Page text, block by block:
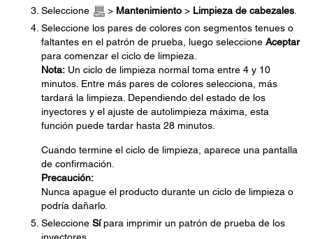
Seleccione
> Mantenimiento > Limpieza de cabezales
Seleccione los pares de colores con segmentos tenues o
faltantes en el patrón de prueba, luego seleccione Aceptar
para comenzar el ciclo de limpieza.
Nota: Un ciclo de limpieza normal toma entre 4 y 10
minutos. Entre más pares de colores selecciona, más
tardará la limpieza. Dependiendo del estado de los
inyectores y el ajuste de autolimpieza máxima, esta
función puede tardar hasta 28 minutos.
Cuando termine el ciclo de limpieza, aparece una pantalla
de confirmación.
Precaución:
Nunca apague el producto durante un ciclo de limpieza o
podría dañarlo.
Seleccione Sípara imprimir un patrón de prueba de los